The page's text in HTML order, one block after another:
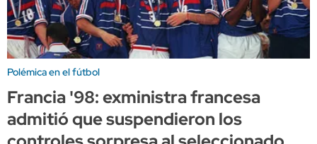
Polémica en el fútbol
Francia '98: exministra francesa
admitió que suspendieron los